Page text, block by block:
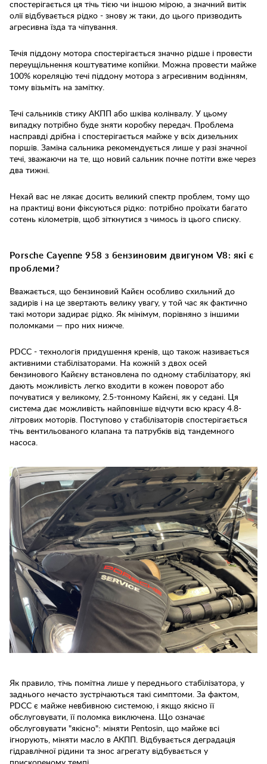
спостерігається ця тічь тією чи іншою мірою, а значний витік
олії відбувається рідко - знову ж таки, до цього призводить
агресивна їзда та чіпування.
Течія піддону мотора спостерігається значно рідше і провести
переущільнення коштуватиме копійки. Можна провести майже
100% кореляцію течі піддону мотора з агресивним водінням,
тому візьміть на замітку.
Течі сальників стику АКПП або шківа колінвалу. У цьому
випадку потрібно буде зняти коробку передач. Проблема
насправді дрібна і спостерігається майже у всіх дизельних
поршів. Заміна сальника рекомендується лише у разі значної
течі, зважаючи на те, що новий сальник почне потіти вже через
два тижні.
Нехай вас не лякає досить великий спектр проблем, тому що
на практиці вони фіксуються рідко: потрібно проїхати багато
сотень кілометрів, щоб зіткнутися з чимось із цього списку.
Porsche Cayenne 958 з бензиновим двигуном V8: які є
проблеми?
Вважається, що бензиновий Кайєн особливо схильний до
задирів і на це звертають велику увагу, у той час як фактично
такі мотори задирає рідко. Як мінімум, порівняно з іншими
поломками — про них нижче.
PDCC - технологія придушення кренів, що також називається
активними стабілізаторами. На кожній з двох осей
бензинового Кайєну встановлена по одному стабілізатору, які
дають можливість легко входити в кожен поворот або
почуватися у великому, 2.5-тонному Кайєні, як у седані. Ця
система дає можливість найповніше відчути всю красу 4.8-
літрових моторів. Поступово у стабілізаторів спостерігається
тічь вентильованого клапана та патрубків від тандемного
насоса.
Як правило, тічь помітна лише у переднього стабілізатора, у
заднього нечасто зустрічаються такі симптоми. За фактом,
PDCC є майже невбивною системою, і якщо якісно її
обслуговувати, її поломка виключена. Що означає
обслуговувати "якісно": міняти Pentosin, що майже всі
ігнорують, міняти масло в АКПП. Відбувається деградація
гідравлічної рідини та знос агрегату відбувається у